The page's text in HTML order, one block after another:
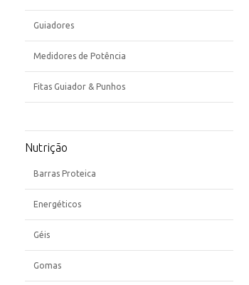
Guiadores
Medidores de Potência
Fitas Guiador & Punhos
Nutrição
Barras Proteica
Energéticos
Géis
Gomas